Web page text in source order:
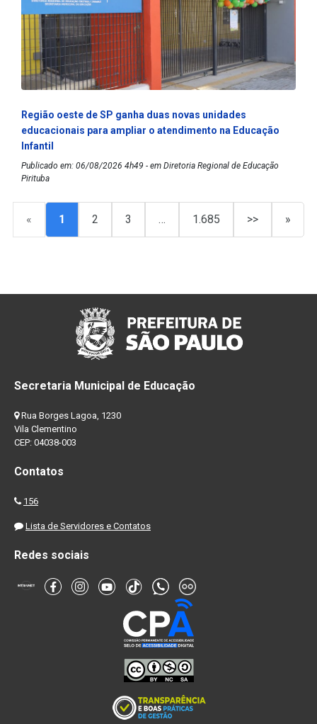
Região oeste de SP ganha duas novas unidades
educacionais para ampliar o atendimento na Educação
Infantil
Publicado em: 06/08/2026 4h49 - em Diretoria Regional de Educação
Pirituba
« 1 2 3 … 1.685 >> »
Secretaria Municipal de Educação
Rua Borges Lagoa, 1230
Vila Clementino
CEP: 04038-003
Contatos
156
Lista de Servidores e Contatos
Redes sociais